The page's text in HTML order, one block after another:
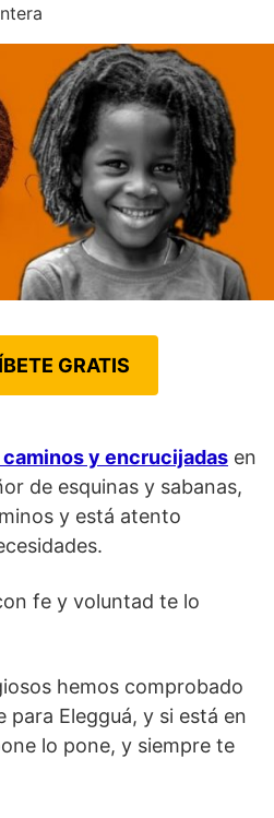
GRATIS
caminos y encrucijadas en
de esquinas y sabanas,
y está atento
fe y voluntad te lo
hemos comprobado
para Elegguá, y si está en
lo pone, y siempre te